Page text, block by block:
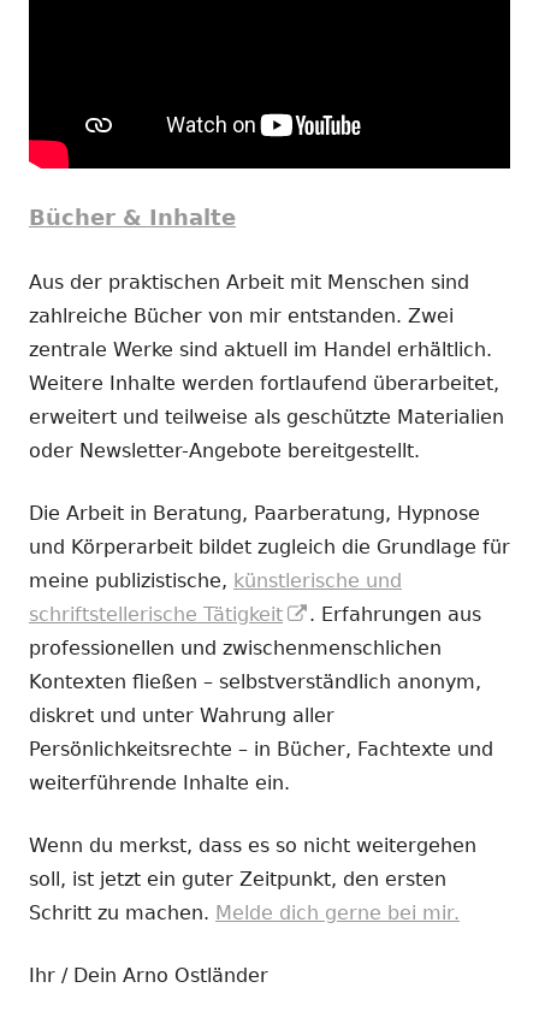
Bücher & Inhalte
Aus der praktischen Arbeit mit Menschen sind
zahlreiche Bücher von mir entstanden. Zwei
zentrale Werke sind aktuell im Handel erhältlich.
Weitere Inhalte werden fortlaufend überarbeitet,
erweitert und teilweise als geschützte Materialien
oder Newsletter-Angebote bereitgestellt.
Die Arbeit in Beratung, Paarberatung, Hypnose
und Körperarbeit bildet zugleich die Grundlage für
meine publizistische, künstlerische und
schriftstellerische Tätigkeit
In
neuem
Fenster
öffnen
. Erfahrungen aus
professionellen und zwischenmenschlichen
Kontexten fließen – selbstverständlich anonym,
diskret und unter Wahrung aller
Persönlichkeitsrechte – in Bücher, Fachtexte und
weiterführende Inhalte ein.
Wenn du merkst, dass es so nicht weitergehen
soll, ist jetzt ein guter Zeitpunkt, den ersten
Schritt zu machen. Melde dich gerne bei mir.
Ihr / Dein Arno Ostländer